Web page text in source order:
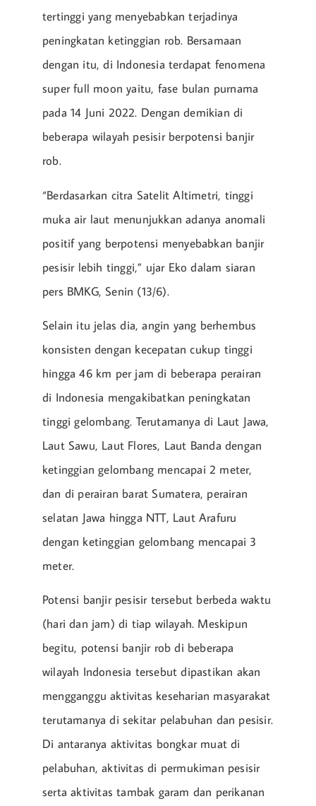
tertinggi yang menyebabkan terjadinya
peningkatan ketinggian rob. Bersamaan
dengan itu, di Indonesia terdapat fenomena
super full moon yaitu, fase bulan purnama
pada 14 Juni 2022. Dengan demikian di
beberapa wilayah pesisir berpotensi banjir
rob.
“Berdasarkan citra Satelit Altimetri, tinggi
muka air laut menunjukkan adanya anomali
positif yang berpotensi menyebabkan banjir
pesisir lebih tinggi,” ujar Eko dalam siaran
pers BMKG, Senin (13/6).
Selain itu jelas dia, angin yang berhembus
konsisten dengan kecepatan cukup tinggi
hingga 46 km per jam di beberapa perairan
di Indonesia mengakibatkan peningkatan
tinggi gelombang. Terutamanya di Laut Jawa,
Laut Sawu, Laut Flores, Laut Banda dengan
ketinggian gelombang mencapai 2 meter,
dan di perairan barat Sumatera, perairan
selatan Jawa hingga NTT, Laut Arafuru
dengan ketinggian gelombang mencapai 3
meter.
Potensi banjir pesisir tersebut berbeda waktu
(hari dan jam) di tiap wilayah. Meskipun
begitu, potensi banjir rob di beberapa
wilayah Indonesia tersebut dipastikan akan
mengganggu aktivitas keseharian masyarakat
terutamanya di sekitar pelabuhan dan pesisir.
Di antaranya aktivitas bongkar muat di
pelabuhan, aktivitas di permukiman pesisir
serta aktivitas tambak garam dan perikanan